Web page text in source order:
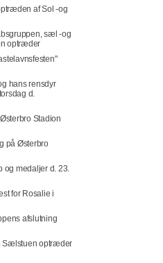
af Sol -og
sæl -og
optræder
hans rensdyr
d.
Stadion
på Østerbro
og medaljer d. 23.
for Rosalie i
afslutning
Sælstuen optræder